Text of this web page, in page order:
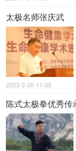
太极名师张庆武
2023-2-20 11:05
陈式太极拳优秀传